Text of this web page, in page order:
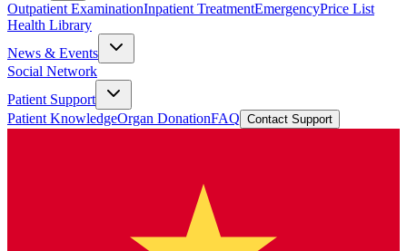
Outpatient ExaminationInpatient TreatmentEmergencyPrice List
Health Library
News & Events
Social Network
Patient Support
Patient KnowledgeOrgan DonationFAQ Contact Support